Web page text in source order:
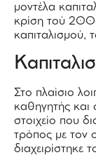
μοντέλα
κρίση τού
καπιταλισμού,
Στο πλαίσιο
καθηγητής και
στοιχείο που
τρόπος με τον
διαχειρίστηκε